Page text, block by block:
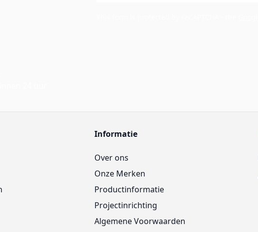
Informatie
Over ons
Onze Merken
Productinformatie
Projectinrichting
Algemene Voorwaarden